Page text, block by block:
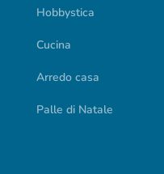
Hobbystica
Cucina
Arredo casa
Palle di Natale